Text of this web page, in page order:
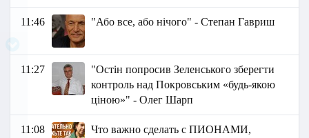
11:46 "Або все, або нічого" - Степан Гавриш
11:27
"Остін попросив Зеленського зберегти
контроль над Покровським «будь-якою
ціною»" - Олег Шарп
11:08
Что важно сделать с ПИОНАМИ,